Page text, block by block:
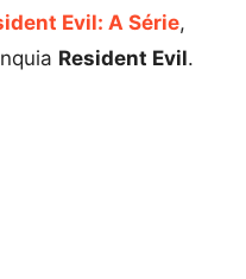
Evil: A Série,
Resident Evil.